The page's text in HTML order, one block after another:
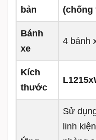
bản
(chống
Bánh
xe
4 bánh
Kích
thước
Sử
linh